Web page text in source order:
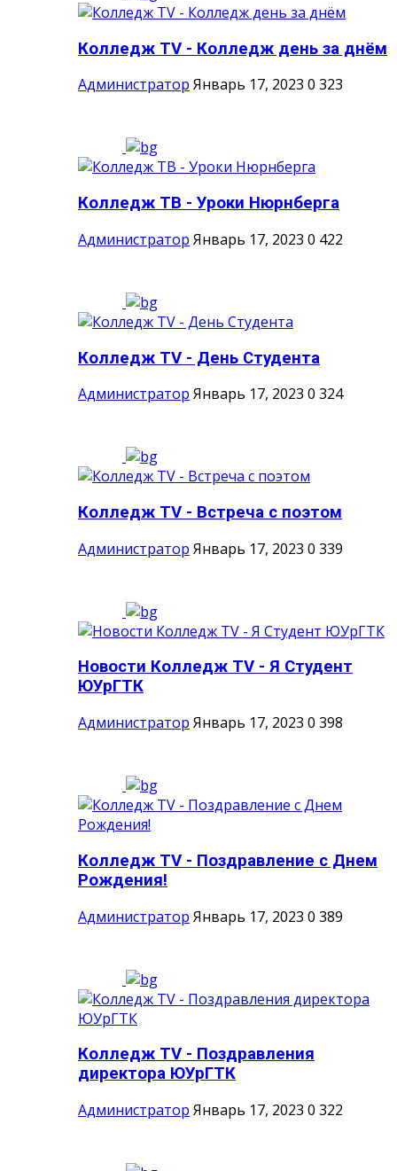
Колледж ТV - Колледж день за днём
Администратор Январь 17, 2023 0 323
Колледж ТВ - Уроки Нюрнберга
Администратор Январь 17, 2023 0 422
Колледж TV - День Студента
Администратор Январь 17, 2023 0 324
Колледж TV - Встреча с поэтом
Администратор Январь 17, 2023 0 339
Новости Колледж TV - Я Студент
ЮУрГТК
Администратор Январь 17, 2023 0 398
Колледж TV - Поздравление с Днем
Рождения!
Администратор Январь 17, 2023 0 389
Колледж TV - Поздравления
директора ЮУрГТК
Администратор Январь 17, 2023 0 322